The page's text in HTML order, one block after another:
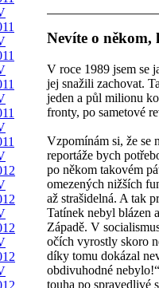
Nevíte o někom,
V roce 1989 jsem se
jej snažili zachovat.
jeden a půl milionu
fronty, po sametové
Vzpomínám si, že se
reportáže bych
po někom takovém
omezených nižších
až strašidelná. A tak
Tatínek nebyl blázen
Západě. V
očích vyrostly skoro
díky tomu dokázal
obdivuhodné
touha po spravedlivé